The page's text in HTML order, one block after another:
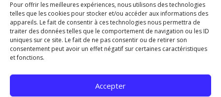
Pour offrir les meilleures expériences, nous utilisons des technologies
telles que les cookies pour stocker et/ou accéder aux informations des
appareils. Le fait de consentir à ces technologies nous permettra de
traiter des données telles que le comportement de navigation ou les ID
uniques sur ce site. Le fait de ne pas consentir ou de retirer son
consentement peut avoir un effet négatif sur certaines caractéristiques
et fonctions.
Accepter
Les Bisses du Valais,